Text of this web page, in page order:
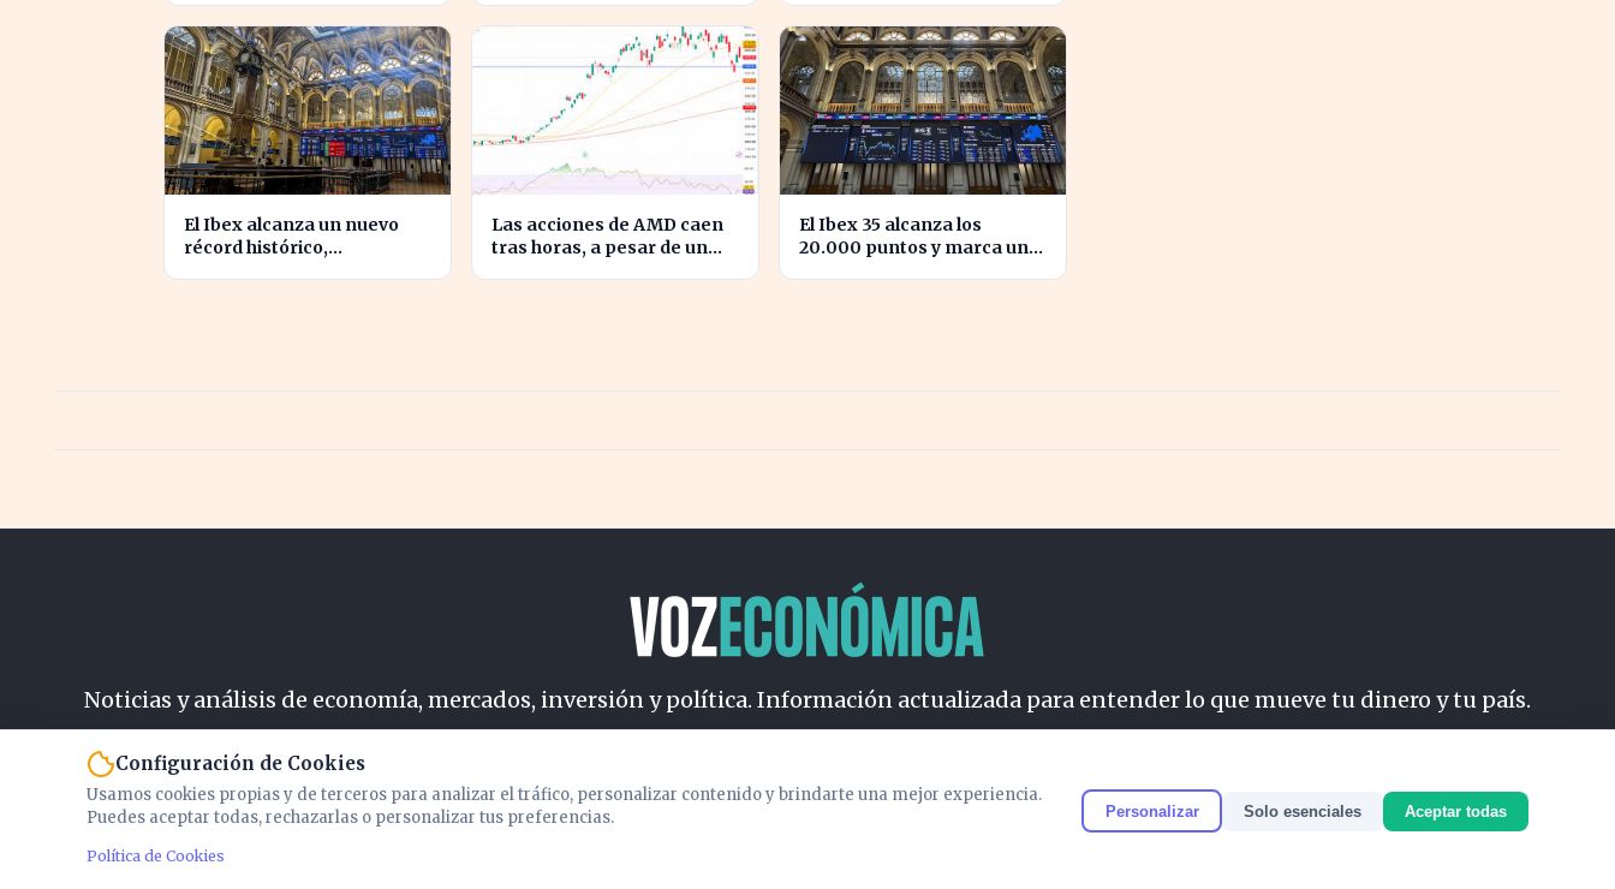
El Ibex alcanza un nuevo
récord histórico,
Las acciones de AMD caen
tras horas, a pesar de un
El Ibex 35 alcanza los
20.000 puntos y marca un
Noticias y análisis de economía, mercados, inversión y política. Información actualizada para entender lo que mueve tu dinero y tu país.
Configuración de Cookies
Usamos cookies propias y de terceros para analizar el tráfico, personalizar contenido y brindarte una mejor experiencia.
Puedes aceptar todas, rechazarlas o personalizar tus preferencias.
Política de Cookies
Personalizar Solo esenciales Aceptar todas